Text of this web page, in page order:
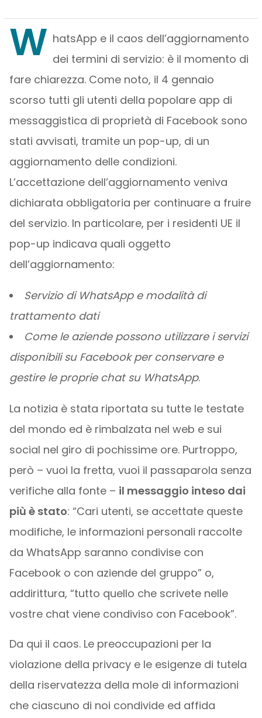
W hatsApp e il caos dell’aggiornamento
dei termini di servizio: è il momento di
fare chiarezza. Come noto, il 4 gennaio
scorso tutti gli utenti della popolare app di
messaggistica di proprietà di Facebook sono
stati avvisati, tramite un pop-up, di un
aggiornamento delle condizioni.
L’accettazione dell’aggiornamento veniva
dichiarata obbligatoria per continuare a fruire
del servizio. In particolare, per i residenti UE il
pop-up indicava quali oggetto
dell’aggiornamento:
Servizio di WhatsApp e modalità di
trattamento dati
Come le aziende possono utilizzare i servizi
disponibili su Facebook per conservare e
gestire le proprie chat su WhatsApp.
La notizia è stata riportata su tutte le testate
del mondo ed è rimbalzata nel web e sui
social nel giro di pochissime ore. Purtroppo,
però – vuoi la fretta, vuoi il passaparola senza
verifiche alla fonte – il messaggio inteso dai
più è stato: “Cari utenti, se accettate queste
modifiche, le informazioni personali raccolte
da WhatsApp saranno condivise con
Facebook o con aziende del gruppo” o,
addirittura, “tutto quello che scrivete nelle
vostre chat viene condiviso con Facebook”.
Da qui il caos. Le preoccupazioni per la
violazione della privacy e le esigenze di tutela
della riservatezza della mole di informazioni
che ciascuno di noi condivide ed affida